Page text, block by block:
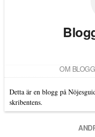
OM
Detta är en blogg på
skribentens.